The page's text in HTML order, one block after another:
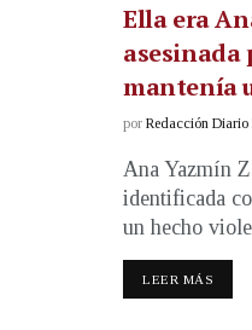
Ella era
asesinada
mantenía
por Redacción Diario
Ana Yazmín
identificada
un hecho
LEER MÁS